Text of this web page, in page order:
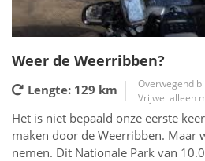
Weer de Weerribben?
Lengte: 129 km
Overwegend
Vrijwel alleen
Het is niet bepaald onze eerste
maken door de Weerribben. Maar
nemen. Dit Nationale Park van